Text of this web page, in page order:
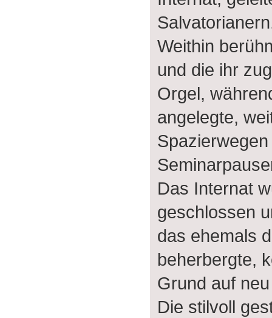
Weithin
und die ihr
Orgel,
angelegte,
Das Internat
geschlossen
das ehemals
beherbergte,
Grund auf
Die stilvoll